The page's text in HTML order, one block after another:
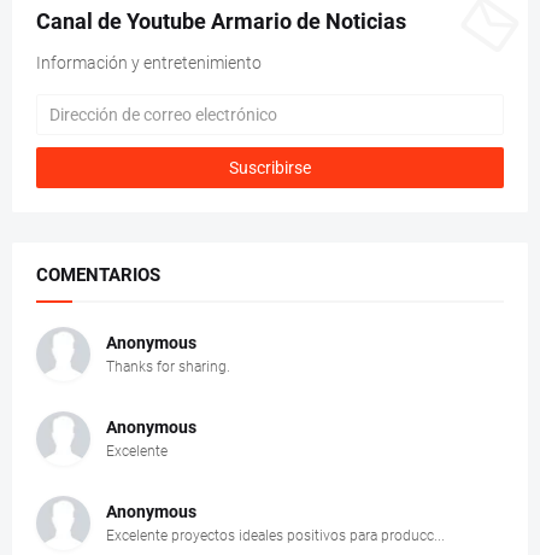
Canal de Youtube Armario de Noticias
Información y entretenimiento
COMENTARIOS
Anonymous
Thanks for sharing.
Anonymous
Excelente
Anonymous
Excelente proyectos ideales positivos para producc...